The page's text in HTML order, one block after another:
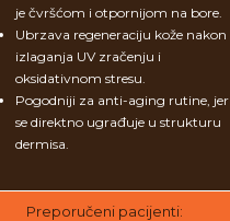
je čvršćom i otpornijom na bore.
Ubrzava regeneraciju kože nakon
izlaganja UV zračenju i
oksidativnom stresu.
Pogodniji za anti-aging rutine, jer
se direktno ugrađuje u strukturu
dermisa.
Preporučeni pacijenti: